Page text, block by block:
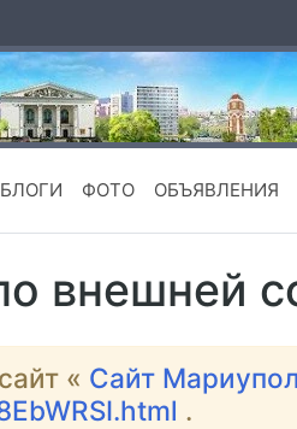
БЛОГИ ФОТО ОБЪЯВЛЕНИЯ
внешней
« Сайт
.